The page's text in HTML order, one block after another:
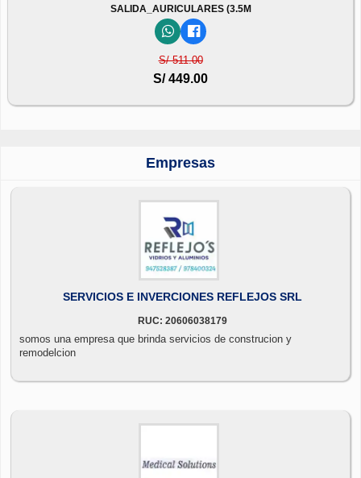
SALIDA_AURICULARES (3.5M
S/ 511.00
S/ 449.00
Empresas
SERVICIOS E INVERCIONES REFLEJOS SRL
RUC: 20606038179
somos una empresa que brinda servicios de construcion y
remodelcion